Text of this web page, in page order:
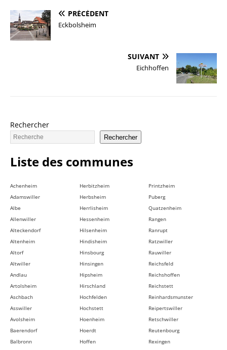
PRÉCÉDENT
Eckbolsheim
SUIVANT
Eichhoffen
Rechercher
Rechercher
Liste des communes
Achenheim
Adamswiller
Albe
Allenwiller
Alteckendorf
Altenheim
Altorf
Altwiller
Andlau
Artolsheim
Aschbach
Asswiller
Avolsheim
Baerendorf
Balbronn
Herbitzheim
Herbsheim
Herrlisheim
Hessenheim
Hilsenheim
Hindisheim
Hinsbourg
Hinsingen
Hipsheim
Hirschland
Hochfelden
Hochstett
Hoenheim
Hoerdt
Hoffen
Printzheim
Puberg
Quatzenheim
Rangen
Ranrupt
Ratzwiller
Rauwiller
Reichsfeld
Reichshoffen
Reichstett
Reinhardsmunster
Reipertswiller
Retschwiller
Reutenbourg
Rexingen